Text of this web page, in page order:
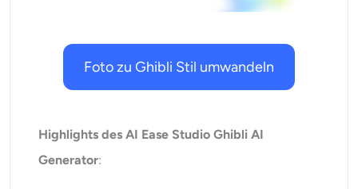
Foto zu Ghibli Stil umwandeln
Highlights des AI Ease Studio Ghibli AI
Generator: